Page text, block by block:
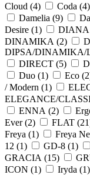
Cloud (4) Coda (4)
Damelia (9)
Desire (1)
DINAMIKA (2)
DIPSA/DINAMIKA/
DIRECT (5)
Duo (1) Eco (2
/ Modern (1)
ELEGANCE/
ENNA (2)
Ever (2) FLAT (21
Freya (1) Freya
12 (1) GD-8 (1)
GRACIA (15)
ICON (1) Iryda (1)